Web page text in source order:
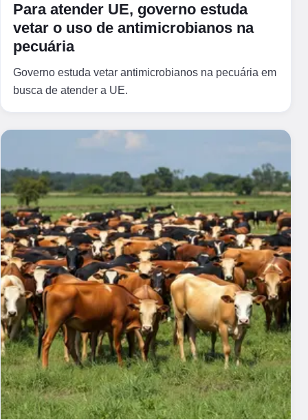
Para atender UE, governo estuda
vetar o uso de antimicrobianos na
pecuária
Governo estuda vetar antimicrobianos na pecuária em
busca de atender a UE.